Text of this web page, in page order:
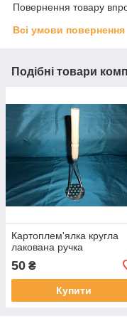
Повернення товару
Всі умови повернення
Подібні товари
Картоплем'ялка кругла
лакована ручка
50 ₴
Купити